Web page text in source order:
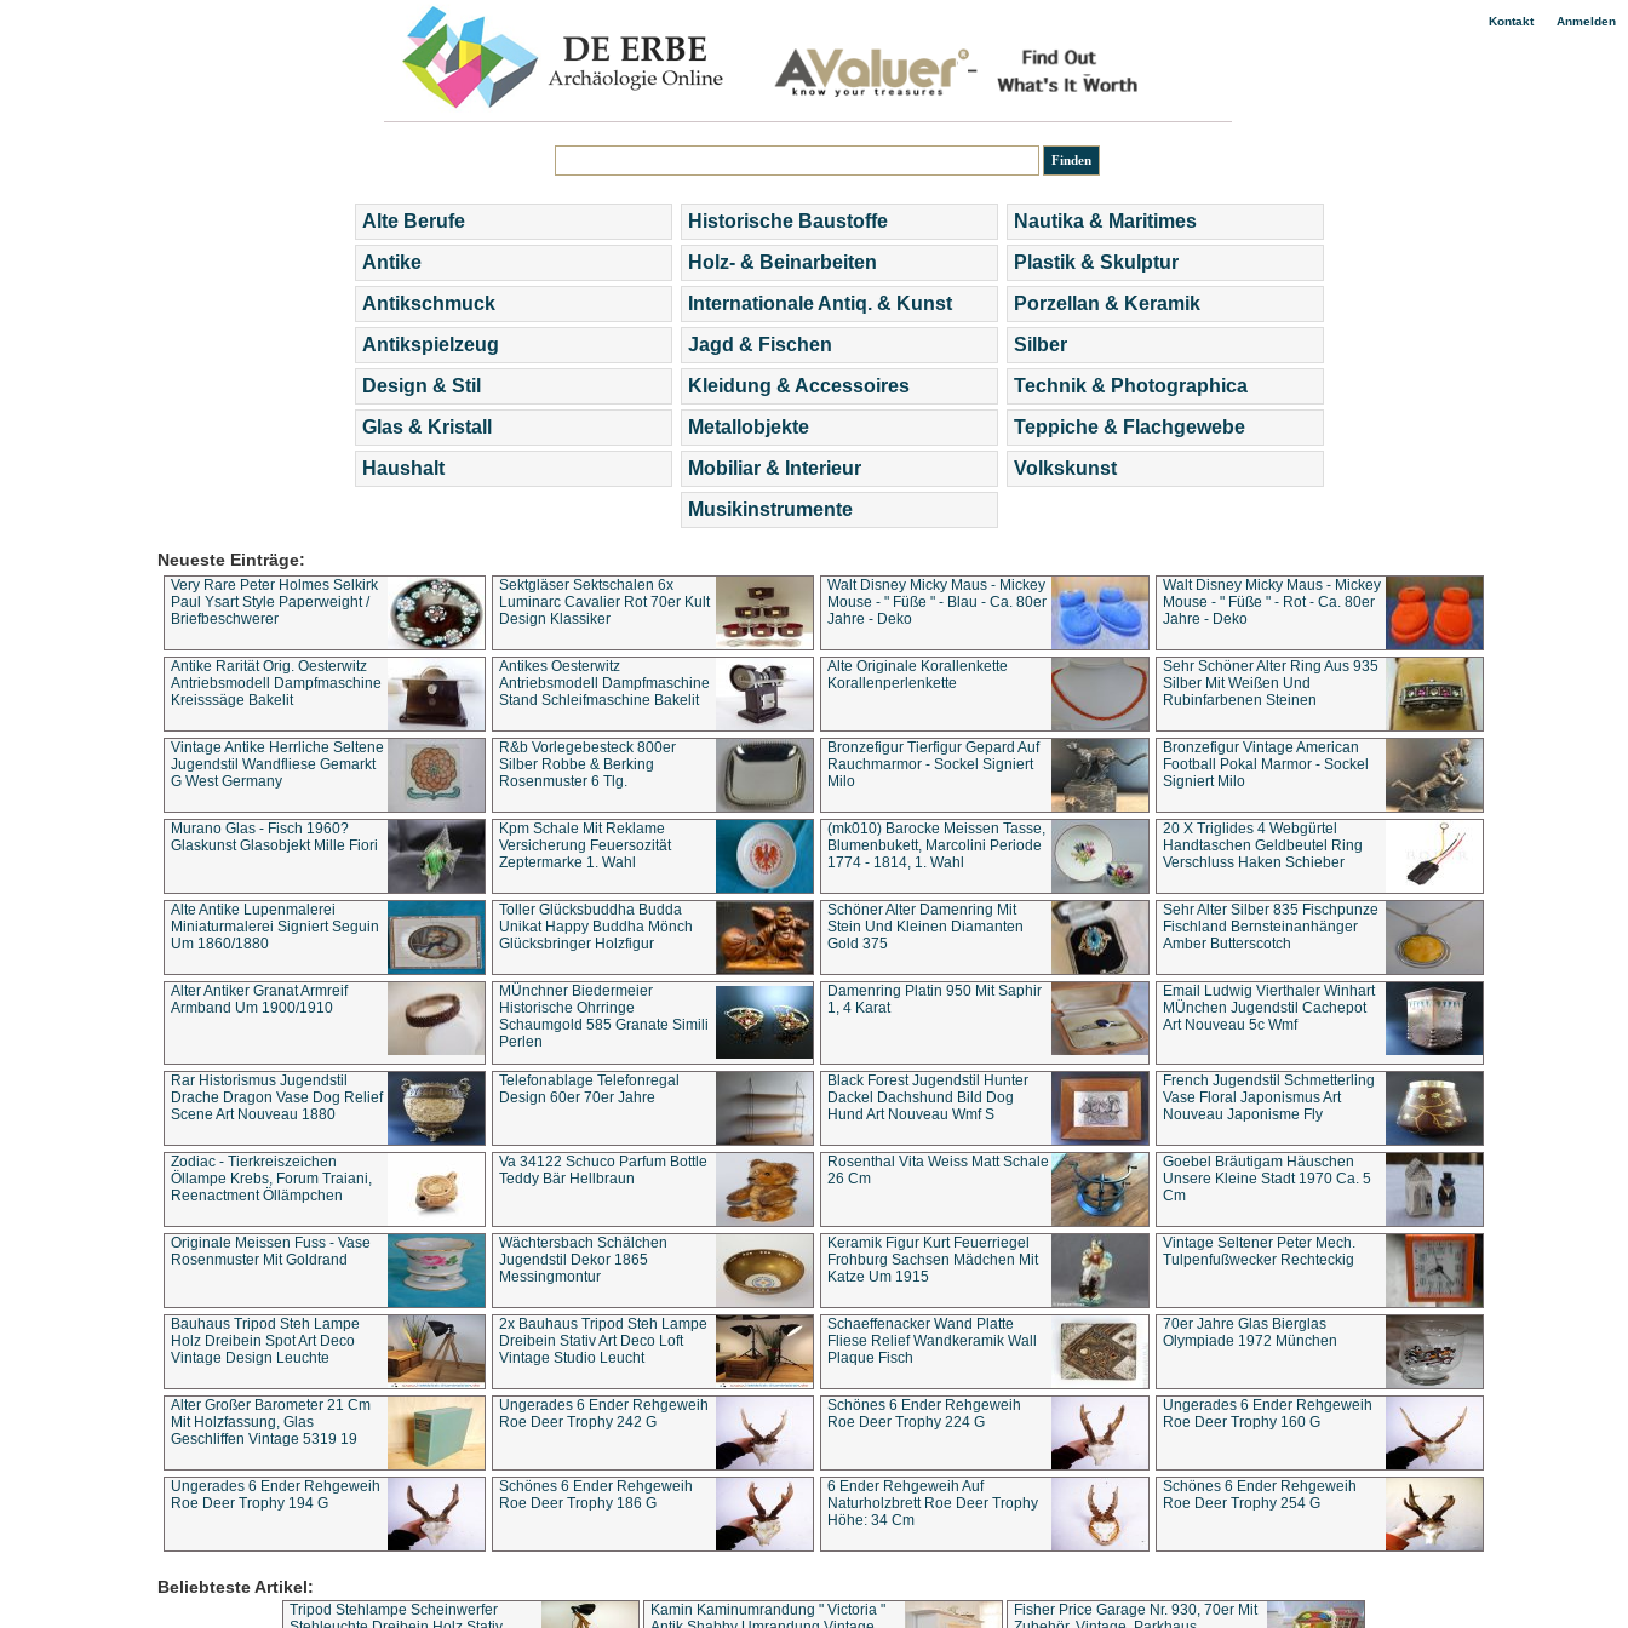
Kontakt| Anmelden
Alte Berufe
Antike
Antikschmuck
Antikspielzeug
Design & Stil
Glas & Kristall
Haushalt
Historische Baustoffe
Holz- & Beinarbeiten
Internationale Antiq. & Kunst
Jagd & Fischen
Kleidung & Accessoires
Metallobjekte
Mobiliar & Interieur
Musikinstrumente
Nautika & Maritimes
Plastik & Skulptur
Porzellan & Keramik
Silber
Technik & Photographica
Teppiche & Flachgewebe
Volkskunst
Neueste Einträge:
Very Rare Peter Holmes Selkirk
Paul Ysart Style Paperweight /
Briefbeschwerer
Sektgläser Sektschalen 6x
Luminarc Cavalier Rot 70er Kult
Design Klassiker
Walt Disney Micky Maus - Mickey
Mouse - " Füße " - Blau - Ca. 80er
Jahre - Deko
Walt Disney Micky Maus - Mickey
Mouse - " Füße " - Rot - Ca. 80er
Jahre - Deko
Antike Rarität Orig. Oesterwitz
Antriebsmodell Dampfmaschine
Kreisssäge Bakelit
Antikes Oesterwitz
Antriebsmodell Dampfmaschine
Stand Schleifmaschine Bakelit
Alte Originale Korallenkette
Korallenperlenkette
Sehr Schöner Alter Ring Aus 935
Silber Mit Weißen Und
Rubinfarbenen Steinen
Vintage Antike Herrliche Seltene
Jugendstil Wandfliese Gemarkt
G West Germany
R&b Vorlegebesteck 800er
Silber Robbe & Berking
Rosenmuster 6 Tlg.
Bronzefigur Tierfigur Gepard Auf
Rauchmarmor - Sockel Signiert
Milo
Bronzefigur Vintage American
Football Pokal Marmor - Sockel
Signiert Milo
Murano Glas - Fisch 1960?
Glaskunst Glasobjekt Mille Fiori
Kpm Schale Mit Reklame
Versicherung Feuersozität
Zeptermarke 1. Wahl
(mk010) Barocke Meissen Tasse,
Blumenbukett, Marcolini Periode
1774 - 1814, 1. Wahl
20 X Triglides 4 Webgürtel
Handtaschen Geldbeutel Ring
Verschluss Haken Schieber
Alte Antike Lupenmalerei
Miniaturmalerei Signiert Seguin
Um 1860/1880
Toller Glücksbuddha Budda
Unikat Happy Buddha Mönch
Glücksbringer Holzfigur
Schöner Alter Damenring Mit
Stein Und Kleinen Diamanten
Gold 375
Sehr Alter Silber 835 Fischpunze
Fischland Bernsteinanhänger
Amber Butterscotch
Alter Antiker Granat Armreif
Armband Um 1900/1910
MÜnchner Biedermeier
Historische Ohrringe
Schaumgold 585 Granate Simili
Perlen
Damenring Platin 950 Mit Saphir
1, 4 Karat
Email Ludwig Vierthaler Winhart
MÜnchen Jugendstil Cachepot
Art Nouveau 5c Wmf
Rar Historismus Jugendstil
Drache Dragon Vase Dog Relief
Scene Art Nouveau 1880
Telefonablage Telefonregal
Design 60er 70er Jahre
Black Forest Jugendstil Hunter
Dackel Dachshund Bild Dog
Hund Art Nouveau Wmf S
French Jugendstil Schmetterling
Vase Floral Japonismus Art
Nouveau Japonisme Fly
Zodiac - Tierkreiszeichen
Öllampe Krebs, Forum Traiani,
Reenactment Öllämpchen
Va 34122 Schuco Parfum Bottle
Teddy Bär Hellbraun
Rosenthal Vita Weiss Matt Schale
26 Cm
Goebel Bräutigam Häuschen
Unsere Kleine Stadt 1970 Ca. 5
Cm
Originale Meissen Fuss - Vase
Rosenmuster Mit Goldrand
Wächtersbach Schälchen
Jugendstil Dekor 1865
Messingmontur
Keramik Figur Kurt Feuerriegel
Frohburg Sachsen Mädchen Mit
Katze Um 1915
Vintage Seltener Peter Mech.
Tulpenfußwecker Rechteckig
Bauhaus Tripod Steh Lampe
Holz Dreibein Spot Art Deco
Vintage Design Leuchte
2x Bauhaus Tripod Steh Lampe
Dreibein Stativ Art Deco Loft
Vintage Studio Leucht
Schaeffenacker Wand Platte
Fliese Relief Wandkeramik Wall
Plaque Fisch
70er Jahre Glas Bierglas
Olympiade 1972 München
Alter Großer Barometer 21 Cm
Mit Holzfassung, Glas
Geschliffen Vintage 5319 19
Ungerades 6 Ender Rehgeweih
Roe Deer Trophy 242 G
Schönes 6 Ender Rehgeweih
Roe Deer Trophy 224 G
Ungerades 6 Ender Rehgeweih
Roe Deer Trophy 160 G
Ungerades 6 Ender Rehgeweih
Roe Deer Trophy 194 G
Schönes 6 Ender Rehgeweih
Roe Deer Trophy 186 G
6 Ender Rehgeweih Auf
Naturholzbrett Roe Deer Trophy
Höhe: 34 Cm
Schönes 6 Ender Rehgeweih
Roe Deer Trophy 254 G
Beliebteste Artikel:
Tripod Stehlampe Scheinwerfer
Kamin Kaminumrandung " Victoria "
Fisher Price Garage Nr. 930, 70er Mit